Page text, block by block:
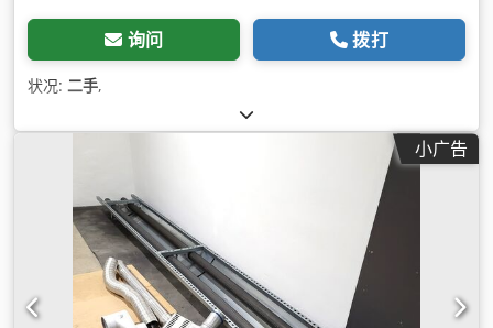
询问 拨打
状况: 二手,
小广告